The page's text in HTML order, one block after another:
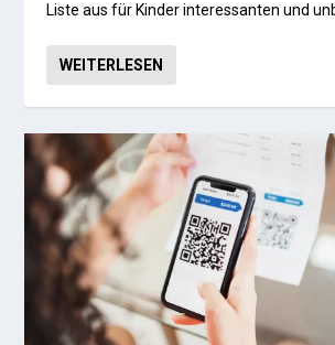
Liste aus für Kinder interessanten und
WEITERLESEN